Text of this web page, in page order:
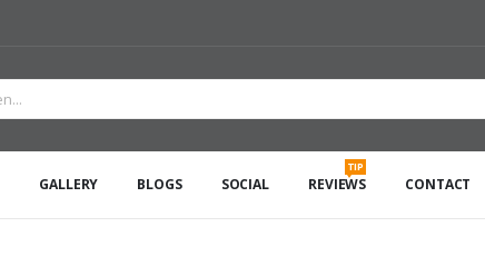
GALLERY BLOGS SOCIAL REVIEWS
TIP
CONTACT